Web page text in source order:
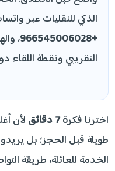
الذكي للنقليات عبر
+966545006028
،
التقريبي ونقطة اللقاء
اخترنا فكرة7 دقائق
لأن
طويلة قبل الحجز؛ بل
الخدمة للعائلة، طريقة